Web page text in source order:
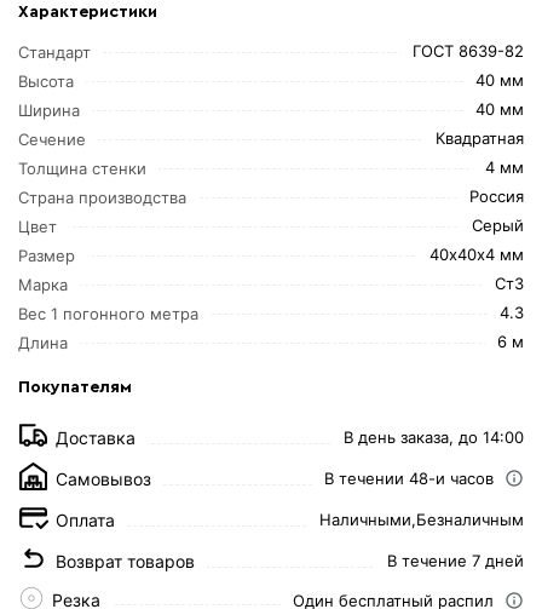
Характеристики
Стандарт
ГОСТ 8639-82
Высота
40 мм
Ширина
40 мм
Сечение
Квадратная
Толщина стенки
4 мм
Страна производства
Россия
Цвет
Серый
Размер
40х40х4 мм
Марка
Ст3
Вес 1 погонного метра
4.3
Длина
6 м
Покупателям
Доставка В день заказа, до 14:00
Самовывоз В течении 48-и часов
Оплата Наличными,Безналичным
Возврат товаров В течение 7 дней
Резка Один бесплатный распил